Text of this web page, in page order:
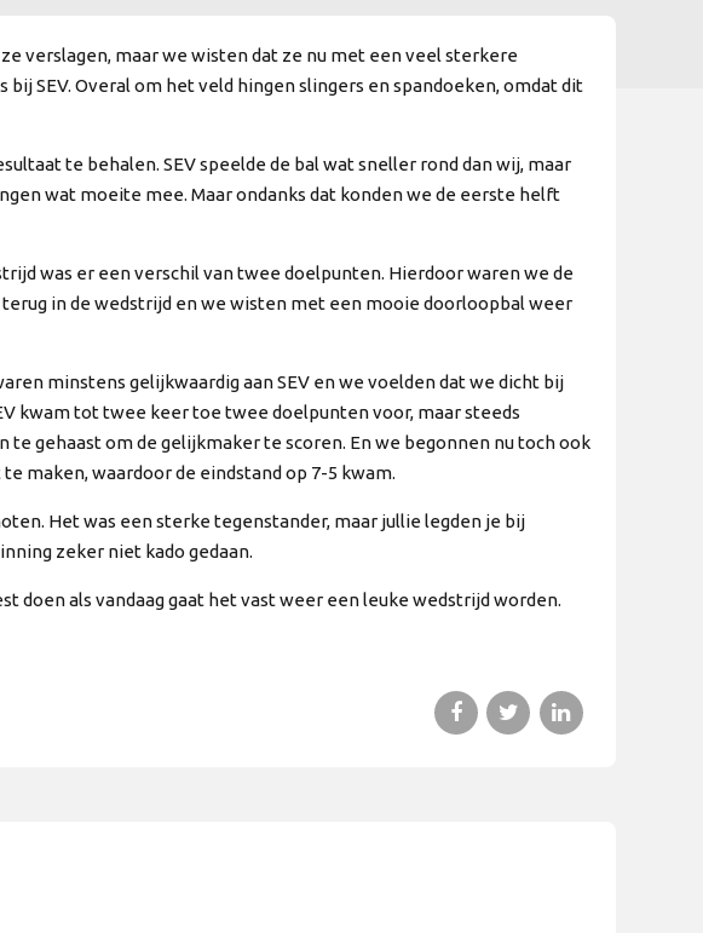
verslagen, maar we wisten dat ze nu met een veel sterkere
SEV. Overal om het veld hingen slingers en spandoeken, omdat dit
te behalen. SEV speelde de bal wat sneller rond dan wij, maar
wat moeite mee. Maar ondanks dat konden we de eerste helft
was er een verschil van twee doelpunten. Hierdoor waren we de
in de wedstrijd en we wisten met een mooie doorloopbal weer
minstens gelijkwaardig aan SEV en we voelden dat we dicht bij
kwam tot twee keer toe twee doelpunten voor, maar steeds
gehaast om de gelijkmaker te scoren. En we begonnen nu toch ook
maken, waardoor de eindstand op 7-5 kwam.
Het was een sterke tegenstander, maar jullie legden je bij
zeker niet kado gedaan.
doen als vandaag gaat het vast weer een leuke wedstrijd worden.